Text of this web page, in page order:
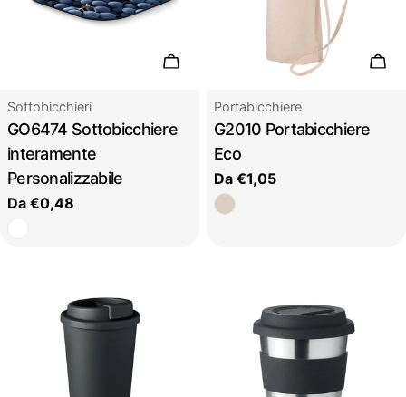
Scegli le opzioni
Tipo:
Sottobicchieri
GO6474 Sottobicchiere
interamente
Personalizzabile
Prezzo
regolare
Da €0,48
Tipo:
Portabicchiere
G2010 Portabicchiere
Eco
Prezzo
regolare
Da €1,05